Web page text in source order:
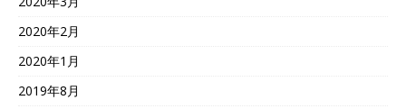
2020年2月
2020年1月
2019年8月